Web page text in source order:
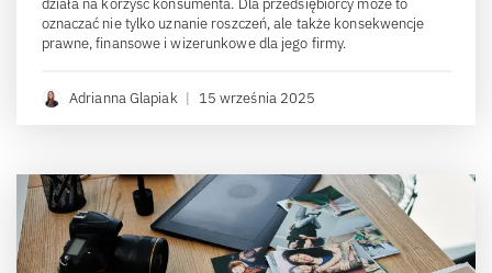
działa na korzyść konsumenta. Dla przedsiębiorcy może to
oznaczać nie tylko uznanie roszczeń, ale także konsekwencje
prawne, finansowe i wizerunkowe dla jego firmy.
Adrianna Glapiak | 15 września 2025